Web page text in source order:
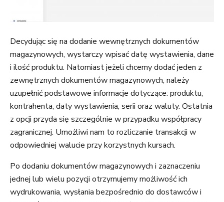
Decydując się na dodanie wewnętrznych dokumentów
magazynowych, wystarczy wpisać datę wystawienia, dane
i ilość produktu. Natomiast jeżeli chcemy dodać jeden z
zewnętrznych dokumentów magazynowych, należy
uzupełnić podstawowe informacje dotyczące: produktu,
kontrahenta, daty wystawienia, serii oraz waluty. Ostatnia
z opcji przyda się szczególnie w przypadku współpracy
zagranicznej. Umożliwi nam to rozliczanie transakcji w
odpowiedniej walucie przy korzystnych kursach.
Po dodaniu dokumentów magazynowych i zaznaczeniu
jednej lub wielu pozycji otrzymujemy możliwość ich
wydrukowania, wysłania bezpośrednio do dostawców i